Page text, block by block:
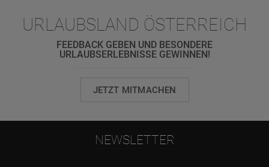
URLAUBSLAND ÖSTERREICH
FEEDBACK GEBEN UND BESONDERE
URLAUBSERLEBNISSE GEWINNEN!
JETZT MITMACHEN
NEWSLETTER